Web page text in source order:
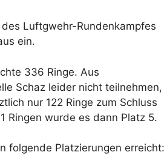
Luftgwehr-Rundenkampfes
ein.
336 Ringe. Aus
Schaz leider nicht teilnehmen,
nur 122 Ringe zum Schluss
Ringen wurde es dann Platz 5.
folgende Platzierungen erreicht: